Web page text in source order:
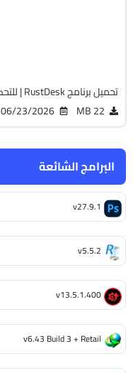
البرامج الشائعة
v27.9.1
v5.5.2
v13.5.1.400
v6.43 Build 3 + Retail
تحميل برنامج RustDesk | للتحكم فى الأجهزة عن بعد
22 MB
06/23/2026